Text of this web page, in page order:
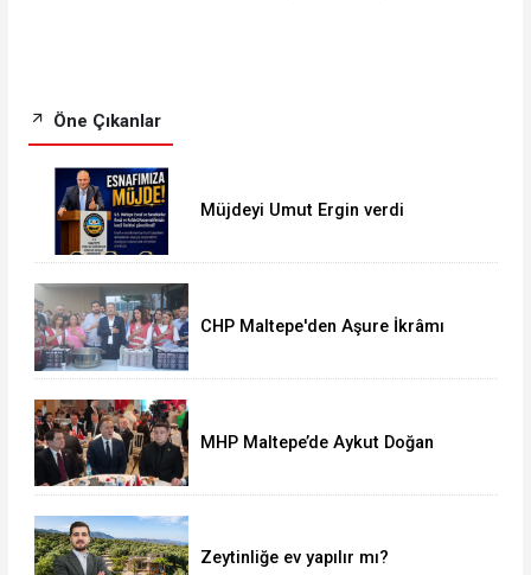
Öne Çıkanlar
Müjdeyi Umut Ergin verdi
CHP Maltepe'den Aşure İkrâmı
MHP Maltepe’de Aykut Doğan
Zeytinliğe ev yapılır mı?